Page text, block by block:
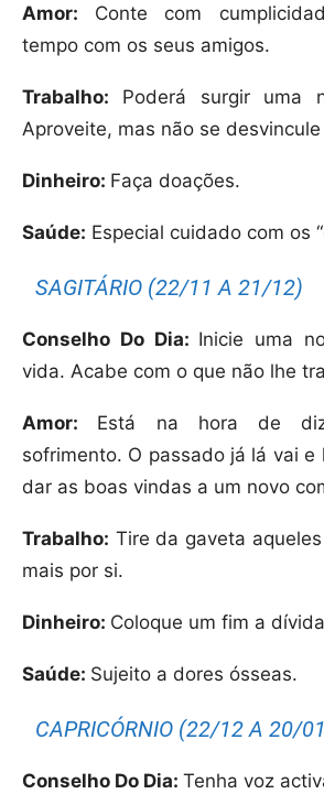
Amor: Conte com
tempo com os seus amigos.
Trabalho: Poderá surgir uma
Aproveite, mas não se
Dinheiro: Faça doações.
Saúde: Especial cuidado com os
SAGITÁRIO (22/11 A 21/12)
Conselho Do Dia: Inicie uma
vida. Acabe com o que não lhe
Amor: Está na hora de
sofrimento. O passado já lá vai e
dar as boas vindas a um novo
Trabalho: Tire da gaveta
mais por si.
Dinheiro: Coloque um fim a
Saúde: Sujeito a dores ósseas.
CAPRICÓRNIO (22/12 A 20/
Conselho Do Dia: Tenha voz